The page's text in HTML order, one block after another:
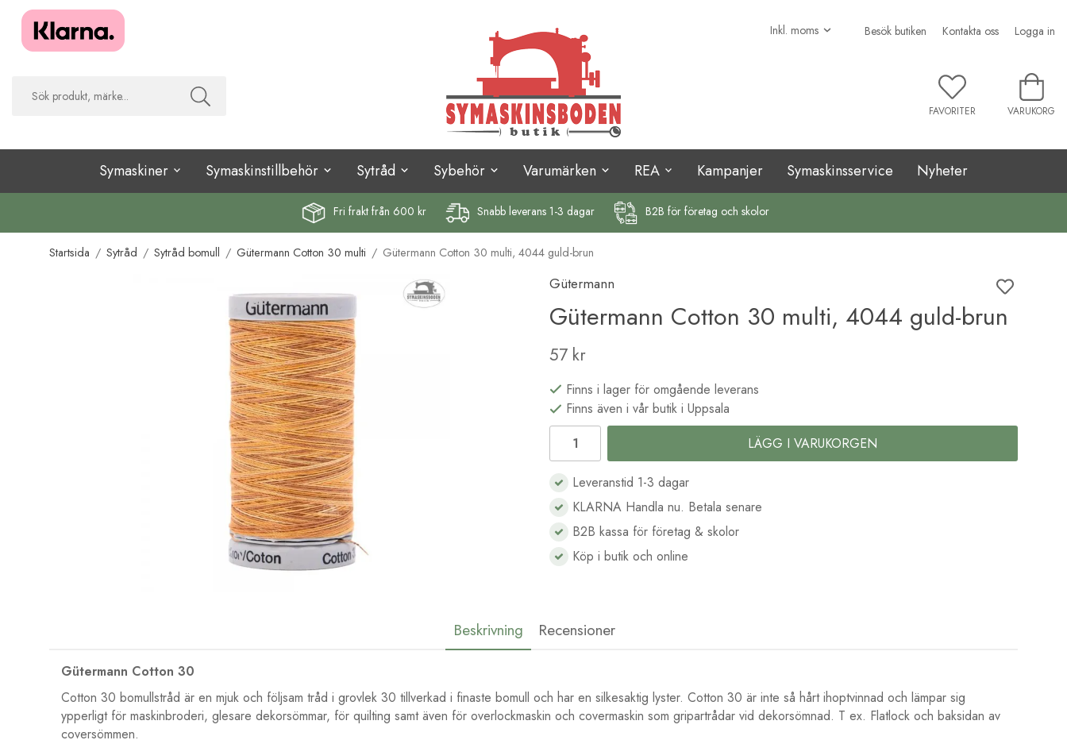
Besök butiken Kontakta oss Logga in
FAVORITER VARUKORG
Symaskiner Symaskinstillbehör Sytråd Sybehör Varumärken REA Kampanjer Symaskinsservice Nyheter
Fri fraktfrån 600 kr Snabb leverans 1-3 dagar B2B för företag och skolor
Startsida / Sytråd / Sytråd bomull / Gütermann Cotton 30 multi / Gütermann Cotton 30 multi, 4044 guld-brun
Gütermann
Gütermann Cotton 30 multi, 4044 guld-brun
57 kr
Finns i lager för omgående leverans
Finns även i vår butik i Uppsala
LÄGG I VARUKORGEN
Leveranstid 1-3 dagar
KLARNA Handla nu. Betala senare
B2B kassa för företag & skolor
Köp i butik och online
Beskrivning Recensioner
Gütermann Cotton 30
Cotton 30 bomullstråd är en mjuk och följsam tråd i grovlek 30 tillverkad i finaste bomull och har en silkesaktig lyster. Cotton 30 är inte så hårt ihoptvinnad och lämpar sig
ypperligt för maskinbroderi, glesare dekorsömmar, för quilting samt även för overlockmaskin och covermaskin som gripartrådar vid dekorsömnad. T ex. Flatlock och baksidan av
coversömmen.